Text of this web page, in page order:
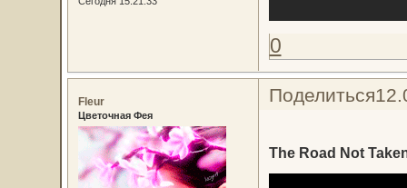
0
Поделиться
Fleur
Цветочная Фея
The Road Not